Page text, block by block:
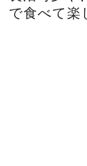
で食べて楽